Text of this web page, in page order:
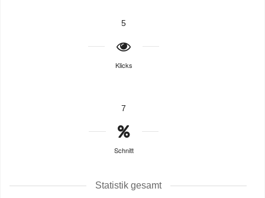
5
Klicks
7
Schnitt
Statistik gesamt